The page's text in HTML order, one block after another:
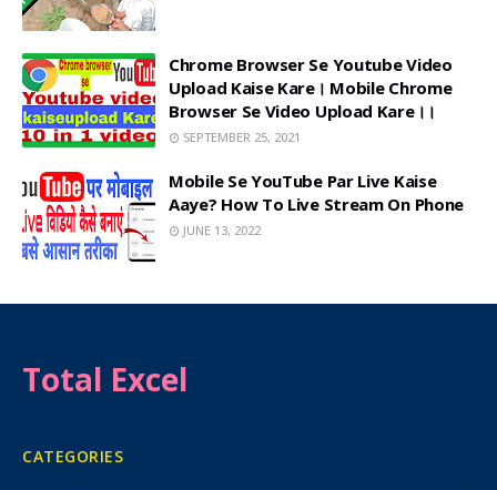
Chrome Browser Se Youtube Video
Upload Kaise Kare। Mobile Chrome
Browser Se Video Upload Kare।।
SEPTEMBER 25, 2021
Mobile Se YouTube Par Live Kaise
Aaye? How To Live Stream On Phone
JUNE 13, 2022
Total Excel
CATEGORIES